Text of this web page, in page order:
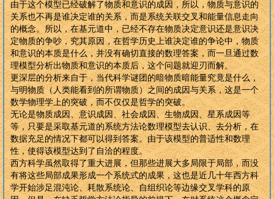
由于这个模型已经破解了物质和意识的成因，所以，物质与意识的
关系也不再是谁决定谁的关系，而是系统关联交叉和能量信息走向
的概念。所以，在基元道中，已经不存在物质决定意识还是意识决
定物质的争吵，究其原因，在哲学历史上谁决定谁的争论中，物质
和意识的本质是什么，并没有确切直接的数理答案，而一旦通过数
理模型分析出物质和意识的本质后，这个问题就迎刃而解。
更深层的分析来自于，当代科学谜团的暗物质暗能量究竟是什么，
与明物质（人类能看到的所谓物质）之间的成因与关系，这是一个
数学物理学上的突破，而不仅仅是哲学的突破。
无论是物质成因、意识成因、社会成因、生物成因、星系成因等
等，只要是采取基元道的系统方法论数理模型去认识、去分析，在
数据充足的情况下都可以得到答案。由于该模型的普适性和数理
性，使得该模型达到了自洽的程度。
西方科学虽然取得了重大进展，但那些进展大多局限于局部，而没
有将这些局部成果形成一个系统式的成果，这也是近几十年西方科
学开始涉足混沌论、耗散系统论、自组织论等边缘交叉学科的原